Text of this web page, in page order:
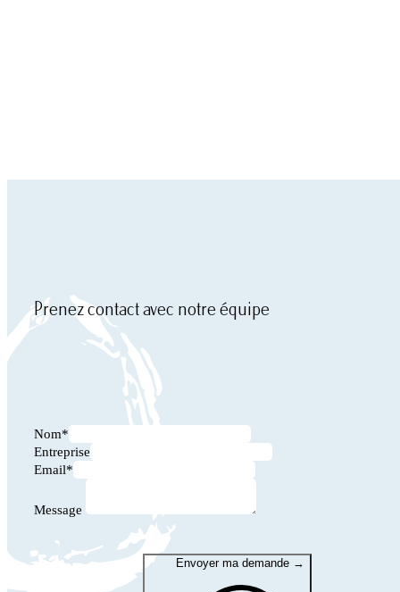
Prenez contact avec notre équipe
Nom*
Entreprise
Email*
Message
Envoyer ma demande →